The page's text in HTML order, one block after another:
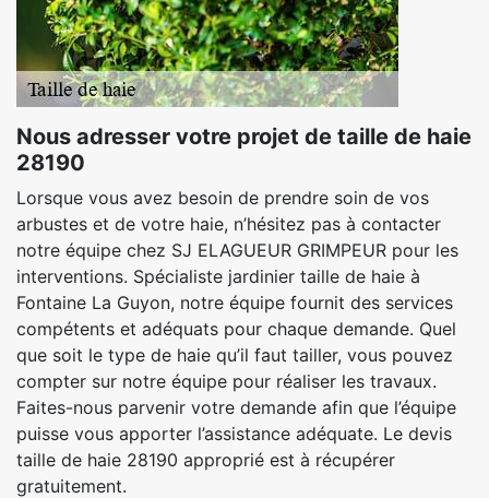
Nous adresser votre projet de taille de haie
28190
Lorsque vous avez besoin de prendre soin de vos
arbustes et de votre haie, n’hésitez pas à contacter
notre équipe chez SJ ELAGUEUR GRIMPEUR pour les
interventions. Spécialiste jardinier taille de haie à
Fontaine La Guyon, notre équipe fournit des services
compétents et adéquats pour chaque demande. Quel
que soit le type de haie qu’il faut tailler, vous pouvez
compter sur notre équipe pour réaliser les travaux.
Faites-nous parvenir votre demande afin que l’équipe
puisse vous apporter l’assistance adéquate. Le devis
taille de haie 28190 approprié est à récupérer
gratuitement.